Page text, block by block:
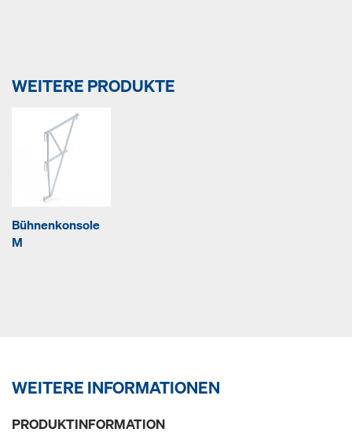
WEITERE PRODUKTE
Bühnenkonsole
M
WEITERE INFORMATIONEN
PRODUKTINFORMATION